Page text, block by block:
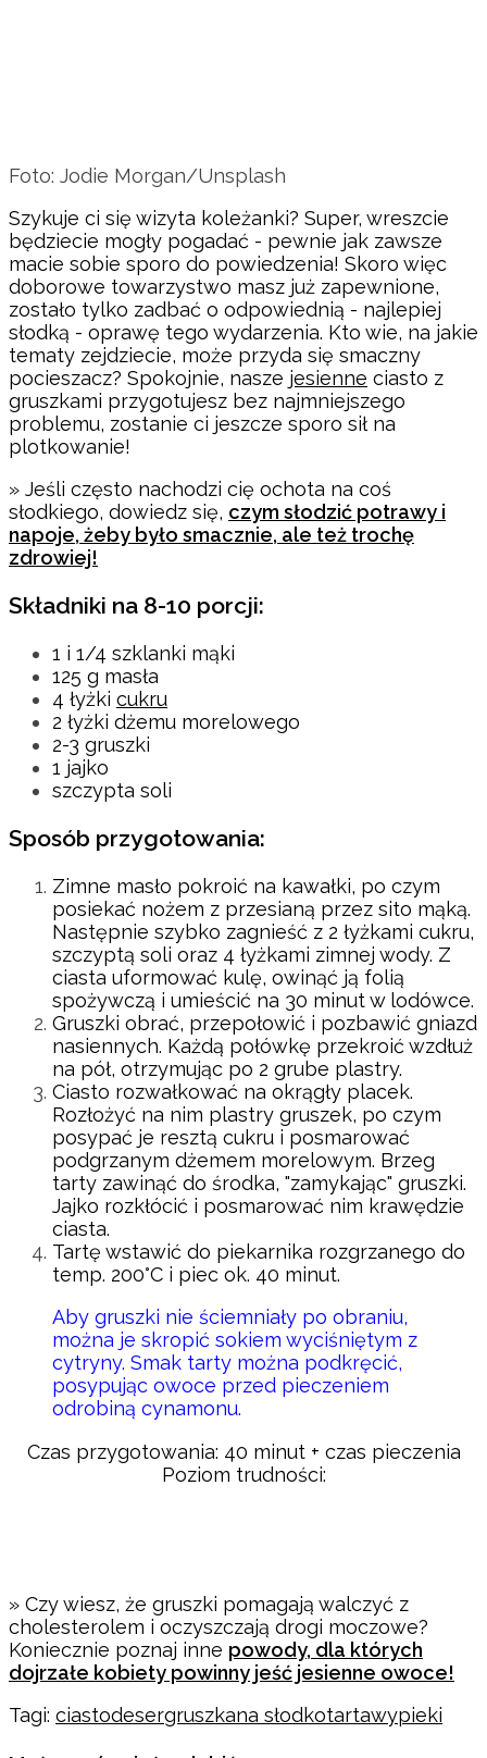
Foto: Jodie Morgan/Unsplash
Szykuje ci się wizyta koleżanki? Super, wreszcie
będziecie mogły pogadać - pewnie jak zawsze
macie sobie sporo do powiedzenia! Skoro więc
doborowe towarzystwo masz już zapewnione,
zostało tylko zadbać o odpowiednią - najlepiej
słodką - oprawę tego wydarzenia. Kto wie, na jakie
tematy zejdziecie, może przyda się smaczny
pocieszacz? Spokojnie, nasze jesienne ciasto z
gruszkami przygotujesz bez najmniejszego
problemu, zostanie ci jeszcze sporo sił na
plotkowanie!
» Jeśli często nachodzi cię ochota na coś
słodkiego, dowiedz się, czym słodzić potrawy i
napoje, żeby było smacznie, ale też trochę
zdrowiej!
Składniki na 8-10 porcji:
1 i 1/4 szklanki mąki
125 g masła
4 łyżki cukru
2 łyżki dżemu morelowego
2-3 gruszki
1 jajko
szczypta soli
Sposób przygotowania:
Zimne masło pokroić na kawałki, po czym
posiekać nożem z przesianą przez sito mąką.
Następnie szybko zagnieść z 2 łyżkami cukru,
szczyptą soli oraz 4 łyżkami zimnej wody. Z
ciasta uformować kulę, owinąć ją folią
spożywczą i umieścić na 30 minut w lodówce.
Gruszki obrać, przepołowić i pozbawić gniazd
nasiennych. Każdą połówkę przekroić wzdłuż
na pół, otrzymując po 2 grube plastry.
Ciasto rozwałkować na okrągły placek.
Rozłożyć na nim plastry gruszek, po czym
posypać je resztą cukru i posmarować
podgrzanym dżemem morelowym. Brzeg
tarty zawinąć do środka, "zamykając" gruszki.
Jajko rozkłócić i posmarować nim krawędzie
ciasta.
Tartę wstawić do piekarnika rozgrzanego do
temp. 200°C i piec ok. 40 minut.
Aby gruszki nie ściemniały po obraniu,
można je skropić sokiem wyciśniętym z
cytryny. Smak tarty można podkręcić,
posypując owoce przed pieczeniem
odrobiną cynamonu.
Czas przygotowania: 40 minut + czas pieczenia
Poziom trudności:
» Czy wiesz, że gruszki pomagają walczyć z
cholesterolem i oczyszczają drogi moczowe?
Koniecznie poznaj inne powody, dla których
dojrzałe kobiety powinny jeść jesienne owoce!
Tagi: ciastodesergruszkana słodkotartawypieki